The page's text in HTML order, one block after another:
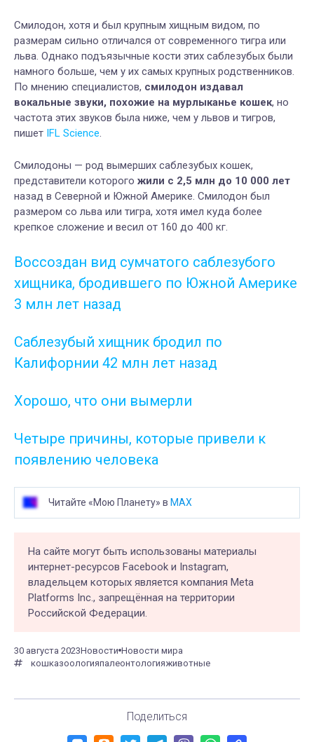
Смилодон, хотя и был крупным хищным видом, по
размерам сильно отличался от современного тигра или
льва. Однако подъязычные кости этих саблезубых были
намного больше, чем у их самых крупных родственников.
По мнению специалистов, смилодон издавал
вокальные звуки, похожие на мурлыканье кошек, но
частота этих звуков была ниже, чем у львов и тигров,
пишет IFL Science.
Смилодоны — род вымерших саблезубых кошек,
представители которого жили с 2,5 млн до 10 000 лет
назад в Северной и Южной Америке. Смилодон был
размером со льва или тигра, хотя имел куда более
крепкое сложение и весил от 160 до 400 кг.
Воссоздан вид сумчатого саблезубого
хищника, бродившего по Южной Америке
3 млн лет назад
Саблезубый хищник бродил по
Калифорнии 42 млн лет назад
Хорошо, что они вымерли
Четыре причины, которые привели к
появлению человека
Читайте «Мою Планету» в MAX
На сайте могут быть использованы материалы
интернет-ресурсов Facebook и Instagram,
владельцем которых является компания Meta
Platforms Inc., запрещённая на территории
Российской Федерации.
30 августа 2023Новости Новости мира
кошказоологияпалеонтологияживотные
Поделиться